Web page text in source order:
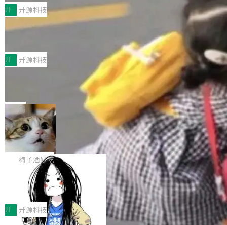
MPComm将作为一种传输引擎接入Mooncake T
ENT，实现零拷贝传输性能提升30%、非零拷贝
传输性能最高提升5倍。UCL-MPComm底层基
于自研UCL-Engine通信引擎，后续腾讯网平将
持续开源更多基于UCL-Engine的高性能通信组
件。 腾讯网平团队在UCL-MPComm中实现了一
个独立于业务线程的全局通信引擎（Engine），
型案例入选名单》，深信服“面向企业研发场景的
开源 AI 编程平台 CoStrict 应用”凭借卓越的技术
创新与落地成效成功入选。 全链路私有化部署，
助力企业AI研发安全落地 当前，越来越多企业已
经开始引入 AI Coding 工具，通过调用公有云模
型或企业内部部署模型提升研发效率。但随着 AI
Coding 从个人辅助工具逐步走向团队级、组织
级应用，企业在规模化落地过程中，对安全性、
可控性和代码质量提出了更高要求。 首先是数据
安全与合规要求。对于大多数普通研发场景，公
有云模型能够满足快速试用和效率提升的需求。
但对于金融、能源、医疗等对数据安全要求较...
开 开源科技
深信服AI算力网关入选工信部人工智能
前不久，工业和信息化部正式发布《2025年人工
智能应用典型案例名单》，集中展示人工智能在
各领域的应用成果，覆盖技术底座、行业赋能、
产品应用、支撑保障、专题等五大方向。深信服
AI算力网关（AI创新平台）成功入选！ 随着各行
各业的Agent走向规模化建设，算力构成形态逐
渐丰富，用户关注的重点也在发生变化：不只是
让AI用起来，还要进一步看清混合算力时代下，
Token花在哪里、算力是否被充分利用，以及持
续增长的AI成本该如何优化。 深信服AI算力网关
正是围绕这些实际问题，从Token治理和成本治
理两个方面，让用户的每一份算力都看得清、管
得住、用得稳、省得下、更安全！ 一、从现在开
始，Token使用一目...
开 开源科技
Jeff Dean 离开 Google：一个时代的结
束，一个实验室的开始
Google 员工编号 20。MapReduce 作者之一。
Bigtable 作者之一。TensorFlow 的作者之一。
Gemini 的架构师。Google 首席科学家。 Jeff D
ean 在 Google 工作了 27 年后，宣布离职。 他
不是一个人走。一同离开的还有 Sanjay Ghema
wat（Google 员工编号 23，Jeff Dean 二十多
年的编程搭档，MapReduce 和 Bigtable 的共同
作者）、Quoc Le（Google 大脑核心成员，Se
q2Seq 和 DocAI 的共同发明人）以及 Oriol Vin
yals（Gemini 联合负责人，AlphaSta...
局
🔥 SolonCode v2026.8.4 发布：界面
字体可调、22 种语言、记忆搜索增强
打开终端就能上岗的全中文编码智能体，这一轮
把「看得清、用母语、记得住」三件事一次补
齐。 SolonCode 是什么 SolonCode 是杭州无
耳科技研发的企业级终端编码智能体——一位全
中文驱动的数字员工，自主理解需求、规划步
骤、编写代码。不挑模型、不挑平台，curl 一行
装完即用。 开源地址：Gitee · GitCode · GitHu
梅子酒好吃
让“代码语义理解”深度释放AI Coding
价值潜能：华为云码道（CodeArts）
代码仓技术解析
一、代码仓深度理解技术的作用与价值 在软件工
程实践中，代码仓是企业核心知识资产的主要载
体。企业级代码仓库通常包含数十万乃至数百万
开 开源科技